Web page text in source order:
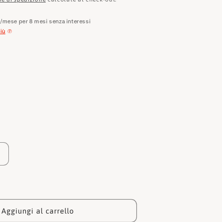
e
o
/mese per 8 mesi senza interessi
Portafogli
Aggiungi al carrello